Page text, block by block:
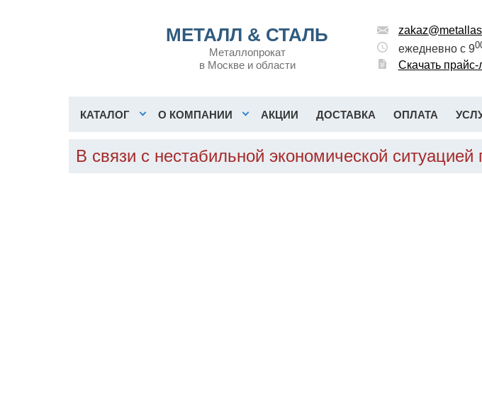
МЕТАЛЛ & СТАЛЬ
Металлопрокат
в Москве и области
ежедневно с 9
Скачать прайс-
КАТАЛОГ О КОМПАНИИ АКЦИИ ДОСТАВКА ОПЛАТА
В связи с нестабильной экономической